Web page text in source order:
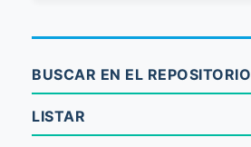
BUSCAR EN EL REPOSITORIO
LISTAR